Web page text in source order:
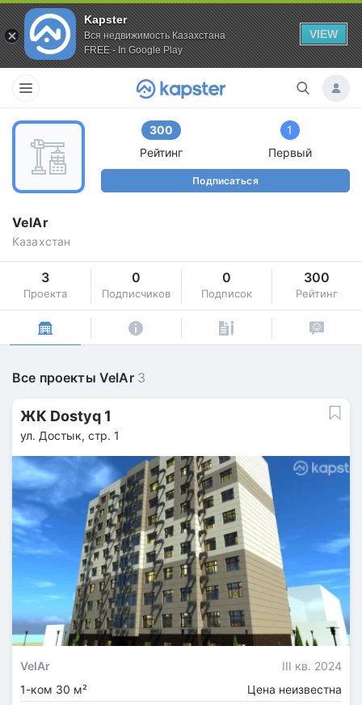
Kapster
Вся недвижимость Казахстана
FREE - In Google Play
VIEW
300
Рейтинг
1
Первый
Подписаться
VelAr
Казахстан
3
Проекта
0
Подписчиков
0
Подписок
300
Рейтинг
Все проекты VelAr 3
ЖК Dostyq 1
ул. Достык, стр. 1
VelAr
III кв. 2024
1-ком 30 м²
Цена неизвестна